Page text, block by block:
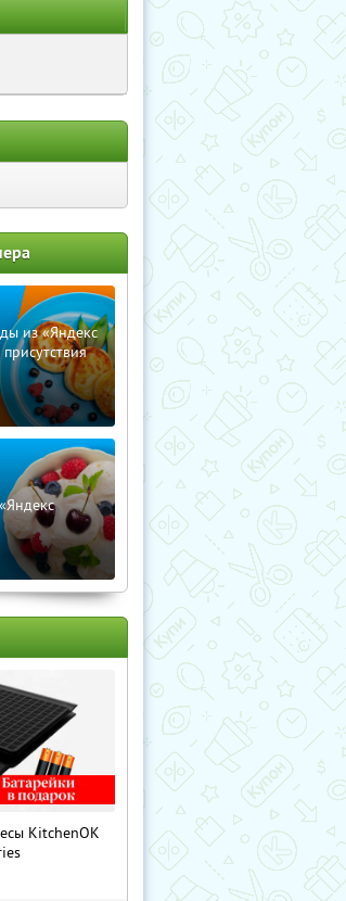
из «Яндекс
KitchenOK